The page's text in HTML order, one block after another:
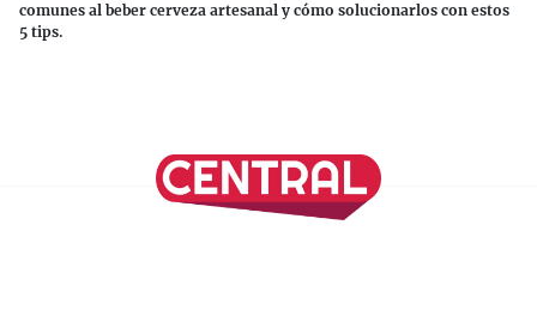
comunes al beber cerveza artesanal y cómo solucionarlos con estos
5 tips.